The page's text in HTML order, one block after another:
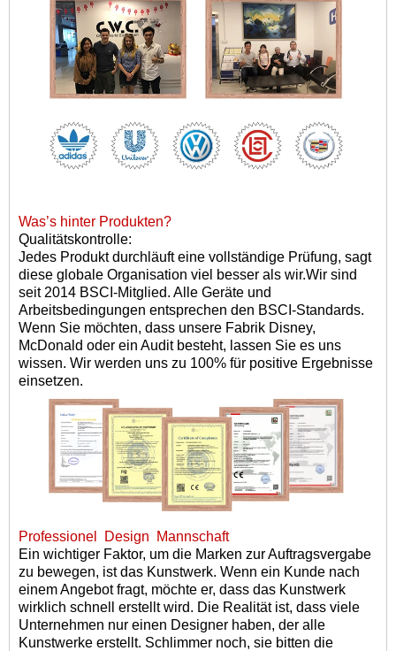
Was’s hinter Produkten?
Qualitätskontrolle:
Jedes Produkt durchläuft eine vollständige Prüfung, sagt
diese globale Organisation viel besser als wir.Wir sind
seit 2014 BSCI-Mitglied. Alle Geräte und
Arbeitsbedingungen entsprechen den BSCI-Standards.
Wenn Sie möchten, dass unsere Fabrik Disney,
McDonald oder ein Audit besteht, lassen Sie es uns
wissen. Wir werden uns zu 100% für positive Ergebnisse
einsetzen.
Professionel Design Mannschaft
Ein wichtiger Faktor, um die Marken zur Auftragsvergabe
zu bewegen, ist das Kunstwerk. Wenn ein Kunde nach
einem Angebot fragt, möchte er, dass das Kunstwerk
wirklich schnell erstellt wird. Die Realität ist, dass viele
Unternehmen nur einen Designer haben, der alle
Kunstwerke erstellt. Schlimmer noch, sie bitten die